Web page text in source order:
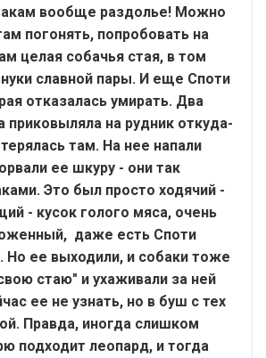
вообще раздолье! Можно
погонять, попробовать на
целая собачья стая, в том
славной пары. И еще Споти
отказалась умирать. Два
приковыляла на рудник откуда-
там. На нее напали
ее шкуру - они так
Это был просто ходячий -
- кусок голого мяса, очень
даже есть Споти
Но ее выходили, и собаки тоже
стаю" и ухаживали за ней
ее не узнать, но в буш с тех
Правда, иногда слишком
подходит леопард, и тогда